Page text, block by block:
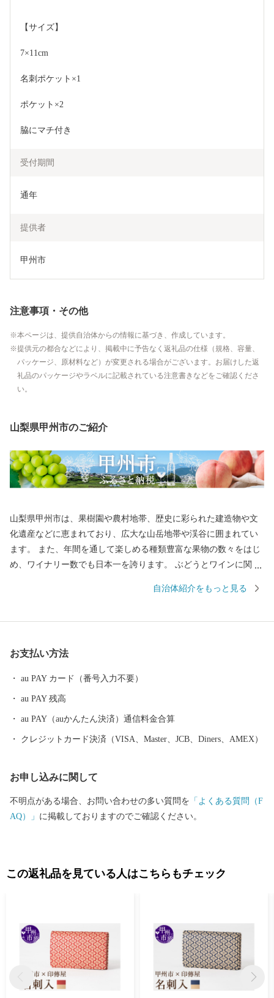
【サイズ】
7×11cm
名刺ポケット×1
ポケット×2
脇にマチ付き
受付期間
通年
提供者
甲州市
注意事項・その他
本ページは、提供自治体からの情報に基づき、作成しています。
提供元の都合などにより、掲載中に予告なく返礼品の仕様（規格、容量、
パッケージ、原材料など）が変更される場合がございます。お届けした返
礼品のパッケージやラベルに記載されている注意書きなどをご確認くださ
い。
山梨県甲州市のご紹介
山梨県甲州市は、果樹園や農村地帯、歴史に彩られた建造物や文
化遺産などに恵まれており、広大な山岳地帯や渓谷に囲まれてい
ます。 また、年間を通して楽しめる種類豊富な果物の数々をはじ
め、ワイナリー数でも日本一を誇ります。 ぶどうとワインに関し
20歳未満の飲酒は法律で禁止されています。
自治体紹介をもっと見る
お支払い方法
au PAY カード（番号入力不要）
au PAY 残高
au PAY（auかんたん決済）通信料金合算
クレジットカード決済（VISA、Master、JCB、Diners、AMEX）
お申し込みに関して
不明点がある場合、お問い合わせの多い質問を 「よくある質問（F
AQ）」 に掲載しておりますのでご確認ください。
この返礼品を見ている人はこちらもチェック